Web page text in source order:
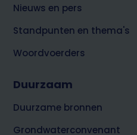
Nieuws en pers
Standpunten en thema's
Woordvoerders
Duurzaam
Duurzame bronnen
Grondwaterconvenant